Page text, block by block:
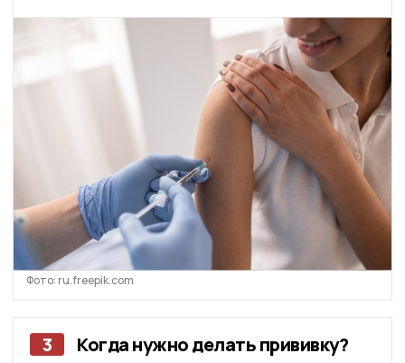
Фото: ru.freepik.com
3 Когда нужно делать прививку?